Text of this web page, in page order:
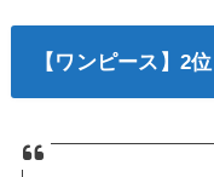
【ワンピース】2